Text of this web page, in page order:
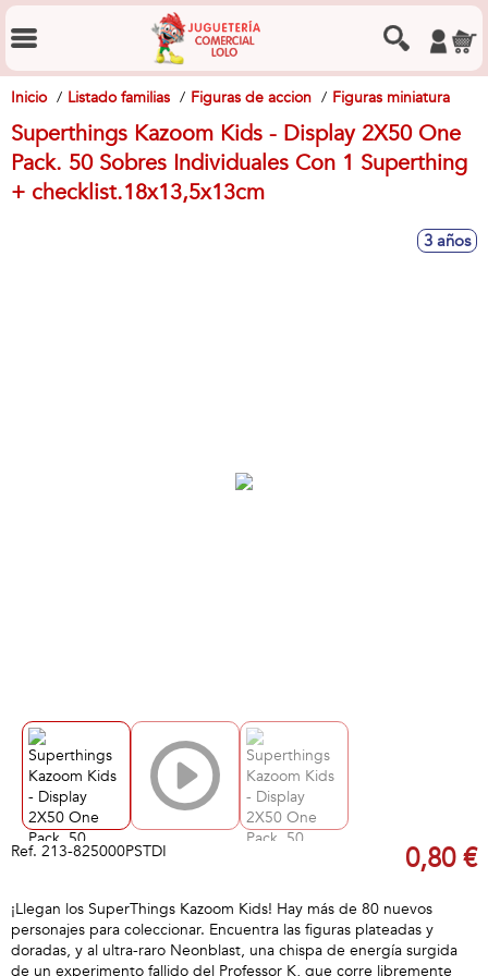
Inicio Listado familias Figuras de accion Figuras miniatura
Superthings Kazoom Kids - Display 2X50 One
Pack. 50 Sobres Individuales Con 1 Superthing
+ checklist.18x13,5x13cm
3 años
Ref. 213-825000PSTDI 0,80 €
¡Llegan los SuperThings Kazoom Kids! Hay más de 80 nuevos
personajes para coleccionar. Encuentra las figuras plateadas y
doradas, y al ultra-raro Neonblast, una chispa de energía surgida
de un experimento fallido del Professor K, que corre libremente